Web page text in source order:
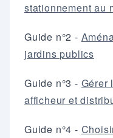
stationnement au
Guide n°2 -
jardins publics
Guide n°3 - Gérer
afficheur et
Guide n°4 -